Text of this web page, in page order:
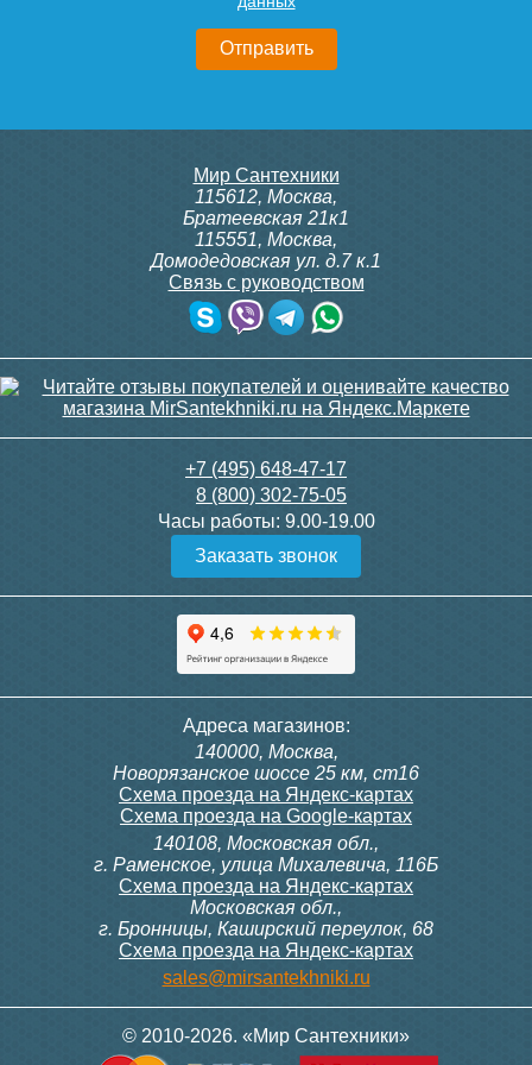
Конвектор ITT.080.200.1300
с решеткой GRILL.SGA-20-
30 665
Конвектор ITT.080.200.1300
с решеткой GRILL.SGA-20-
1300 brown
Конвектор ITT.080.200.1300
с решеткой GRILL.SGW-20-
Конвектор ITT.080.200.1000
с решеткой GRILL.SGW-20-
Конвектор ITT.080.200.1000
с решеткой GRILL.SGW-20-
Конвектор ITT.080.200.900 с
решеткой GRILL.SGA-20-
9 300
Клапан радиаторный
1/2"
3 150
Подробнее
Клапан радиаторный
Siemens VDN 115, прямой
1/2"
Подробнее
100T, 230В (накладной,
расписание, упр.с пульта)
28 000
300, 230В (врезной - квадр.
коробка)
9 700
Мир Сантехники
115612, Москва,
Братеевская 21к1
115551, Москва,
Домодедовская ул. д.7 к.1
Связь с руководством
+7 (495) 648-47-17
8 (800) 302-75-05
Часы работы: 9.00-19.00
Заказать звонок
Адреса магазинов:
140000, Москва,
Новорязанское шоссе 25 км, ст16
Схема проезда на Яндекс-картах
Схема проезда на Google-картах
140108, Московская обл.,
г. Раменское, улица Михалевича, 116Б
Схема проезда на Яндекс-картах
Московская обл.,
г. Бронницы, Каширский переулок, 68
Схема проезда на Яндекс-картах
sales@mirsantekhniki.ru
© 2010-2026. «Мир Сантехники»